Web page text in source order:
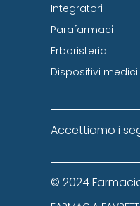
Integratori
Parafarmaci
Erboristeria
Dispositivi medici
Accettiamo i
© 2024 Farmacia